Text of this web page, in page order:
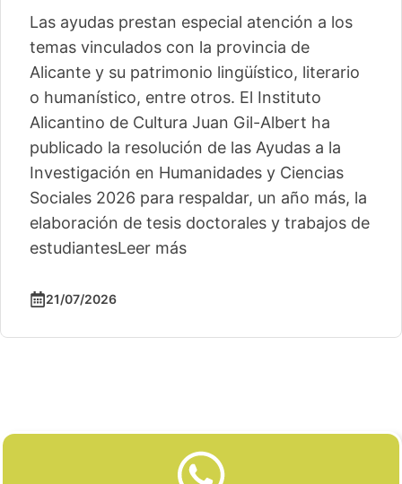
Las ayudas prestan especial atención a los
temas vinculados con la provincia de
Alicante y su patrimonio lingüístico, literario
o humanístico, entre otros. El Instituto
Alicantino de Cultura Juan Gil-Albert ha
publicado la resolución de las Ayudas a la
Investigación en Humanidades y Ciencias
Sociales 2026 para respaldar, un año más, la
elaboración de tesis doctorales y trabajos de
estudiantesLeer más
21/07/2026